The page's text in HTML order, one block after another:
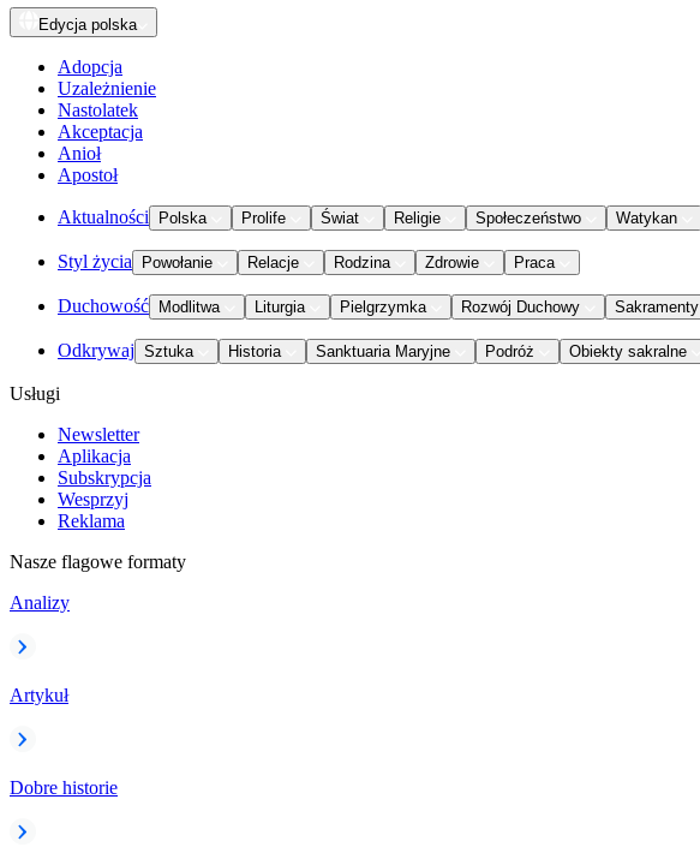
Edycja polska
Adopcja
Uzależnienie
Nastolatek
Akceptacja
Anioł
Apostoł
Aktualności Polska Prolife Świat Religie Społeczeństwo Watykan
Styl życia Powołanie Relacje Rodzina Zdrowie Praca
Duchowość Modlitwa Liturgia Pielgrzymka Rozwój Duchowy Sakramenty
Odkrywaj Sztuka Historia Sanktuaria Maryjne Podróż Obiekty sakralne
Usługi
Newsletter
Aplikacja
Subskrypcja
Wesprzyj
Reklama
Nasze flagowe formaty
Analizy
Artykuł
Dobre historie